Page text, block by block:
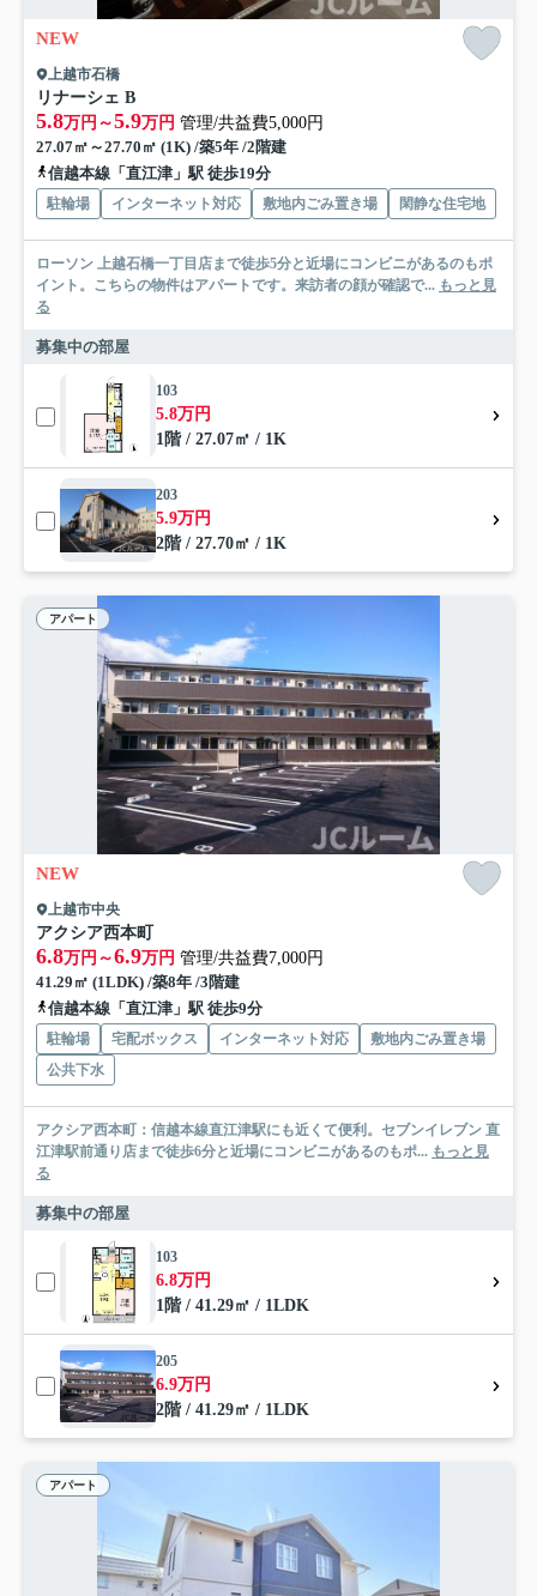
NEW
上越市石橋
リナーシェ B
5.8万円～5.9万円 管理/共益費5,000円
27.07㎡～27.70㎡ (1K) /築5年 /2階建
信越本線「直江津」駅 徒歩19分
駐輪場 インターネット対応 敷地内ごみ置き場 閑静な住宅地
ローソン 上越石橋一丁目店まで徒歩5分と近場にコンビニがあるのもポ
イント。こちらの物件はアパートです。来訪者の顔が確認で... もっと見
る
募集中の部屋
103
5.8万円
1階 / 27.07㎡ / 1K
203
5.9万円
2階 / 27.70㎡ / 1K
アパート
NEW
上越市中央
アクシア西本町
6.8万円～6.9万円 管理/共益費7,000円
41.29㎡ (1LDK) /築8年 /3階建
信越本線「直江津」駅 徒歩9分
駐輪場 宅配ボックス インターネット対応
敷地内ごみ置き場
公共下水
アクシア西本町：信越本線直江津駅にも近くて便利。セブンイレブン 直
江津駅前通り店まで徒歩6分と近場にコンビニがあるのもポ... もっと見
る
募集中の部屋
103
6.8万円
1階 / 41.29㎡ / 1LDK
205
6.9万円
2階 / 41.29㎡ / 1LDK
アパート